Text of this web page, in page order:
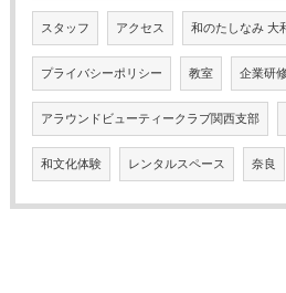
スタッフ アクセス 和のたしなみ 大
プライバシーポリシー 教室 企業研
アラウンドビューティークラブ関西支部
和文化体験 レンタルスペース 奈良